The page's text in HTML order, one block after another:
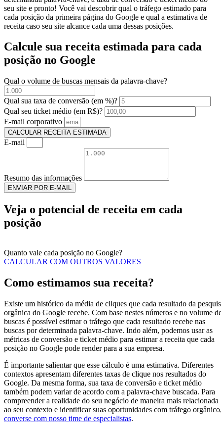
seu site e pronto! Você vai descobrir qual o tráfego estimado para
cada posição da primeira página do Google e qual a estimativa de
receita caso seu site alcance cada uma dessas posições.
Calcule sua receita estimada para cada
posição no Google
Qual o volume de buscas mensais da palavra-chave?
Qual sua taxa de conversão (em %)?
Qual seu ticket médio (em R$)?
E-mail corporativo
CALCULAR RECEITA ESTIMADA
E-mail
Resumo das informações
ENVIAR POR E-MAIL
Veja o potencial de receita em cada
posição
Quanto vale cada posição no Google?
CALCULAR COM OUTROS VALORES
Como estimamos sua receita?
Existe um histórico da média de cliques que cada resultado da
orgânica do Google recebe. Com base nestes números e no volume
buscas é possível estimar o tráfego que cada resultado recebe nas
buscas por determinada palavra-chave. Indo além, podemos usar as
métricas de conversão e ticket médio para estimar a receita que cada
posição no Google pode render para a sua empresa.
É importante salientar que esse cálculo é uma estimativa. Diferentes
contextos apresentam diferentes taxas de clique nos resultados do
Google. Da mesma forma, sua taxa de conversão e ticket médio
também podem variar de acordo com a palavra-chave buscada. Para
compreender a realidade do seu negócio de maneira mais relacionada
ao seu contexto e identificar suas oportunidades com tráfego
converse com nosso time de especialistas.